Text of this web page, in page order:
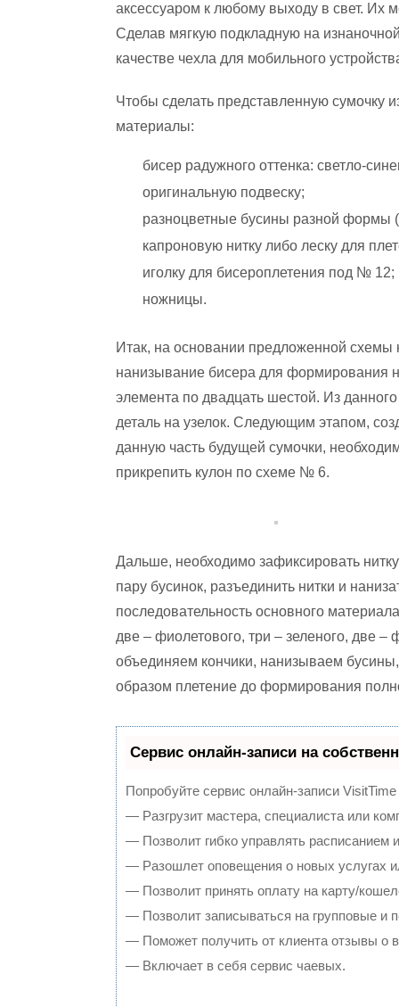
аксессуаром к любому выходу в свет. Их
Сделав мягкую подкладную на
качестве чехла для мобильного
Чтобы сделать представленную сумочку
материалы:
бисер радужного оттенка: светло-
оригинальную подвеску;
разноцветные бусины разной формы
капроновую нитку либо леску для
иголку для бисероплетения под № 12;
ножницы.
Итак, на основании предложенной
нанизывание бисера для формирования
элемента по двадцать шестой. Из
деталь на узелок. Следующим этапом,
данную часть будущей сумочки,
прикрепить кулон по схеме № 6.
Дальше, необходимо зафиксировать
пару бусинок, разъединить нитки и
последовательность основного
две – фиолетового, три – зеленого, две –
объединяем кончики, нанизываем
образом плетение до формирования
Сервис онлайн-записи на
Попробуйте сервис онлайн-записи
— Разгрузит мастера, специалиста или
— Позволит гибко управлять расписанием и
— Разошлет оповещения о новых услугах
— Позволит принять оплату на карту/
— Позволит записываться на групповые и
— Поможет получить от клиента отзывы о
— Включает в себя сервис чаевых.